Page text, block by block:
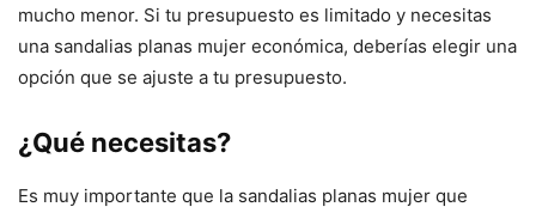
mucho menor. Si tu presupuesto es limitado y necesitas
una sandalias planas mujer económica, deberías elegir una
opción que se ajuste a tu presupuesto.
¿Qué necesitas?
Es muy importante que la sandalias planas mujer que